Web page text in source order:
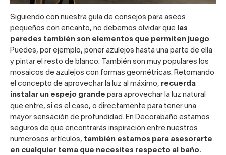
Siguiendo con nuestra guía de consejos para aseos
pequeños con encanto, no debemos olvidar que las
paredes también son elementos que permiten juego.
Puedes, por ejemplo, poner azulejos hasta una parte de ella
y pintar el resto de blanco. También son muy populares los
mosaicos de azulejos con formas geométricas. Retomando
el concepto de aprovechar la luz al máximo, recuerda
instalar un espejo grande para aprovechar la luz natural
que entre, si es el caso, o directamente para tener una
mayor sensación de profundidad. En Decorabaño estamos
seguros de que encontrarás inspiración entre nuestros
numerosos artículos, también estamos para asesorarte
en cualquier tema que necesites respecto al baño.